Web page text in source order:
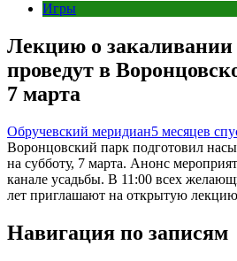
Игры
Лекцию о закаливании
проведут в
7 марта
Обручевский меридиан5 месяцев
Воронцовский парк подготовил
на субботу, 7 марта. Анонс
канале усадьбы. В 11:00 всех
лет приглашают на открытую
Навигация по записям